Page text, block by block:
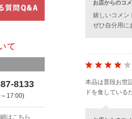
お店からのコ
嬉しいコメン
ぜひ自分用に
本品は普段お世
ドを食している
て
8133
17:00)
はこちら